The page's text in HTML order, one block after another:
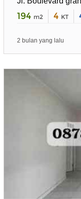
194 m2 4 KT
2 bulan yang lalu